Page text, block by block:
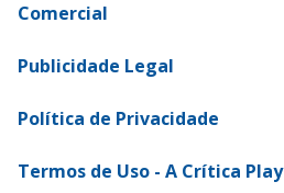
Comercial
Publicidade Legal
Política de Privacidade
Termos de Uso - A Crítica Play